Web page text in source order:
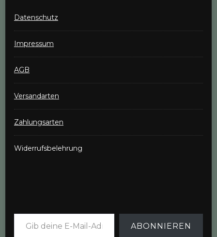
Datenschutz
Impressum
AGB
Versandarten
Zahlungsarten
Widerrufsbelehrung
Gib deine E-Mail-Adresse ein ...
ABONNIEREN